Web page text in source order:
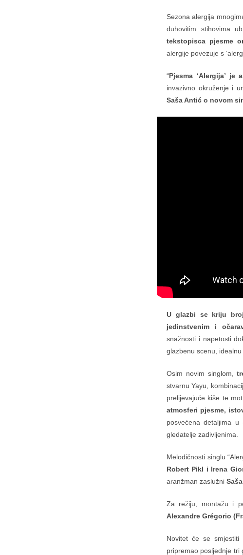
Sezona alergija
duhovitim stihovima
tekstopisca pjesme
alergije povezuje s
“Pjesma ‘Alergija’
invazivno okruženje i
Saša Antić o novom
U glazbi se kriju
jedinstvenim i
snažnosti i napetosti
glazbenu scenu,
Osim novim singlom,
stvarnu Yayu,
prelijevajuće kiše te
atmosferi pjesme,
posvećena detaljima
gledatelje zadivljenima.
Melodičnosti singlu
Robert Pikl i Irena
aranžman zaslužni
Za režiju, montažu i
Alexandre Grégorio
Novitet će se smjestiti
pripremao posljednje tri